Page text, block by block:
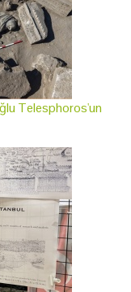
Telesphoros'un